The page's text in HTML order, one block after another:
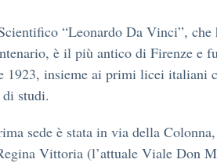
“Leonardo Da Vinci”, che
è il più antico di Firenze e
1923, insieme ai primi licei italiani
studi.
sede è stata in via della
Vittoria (l’attuale Viale Don